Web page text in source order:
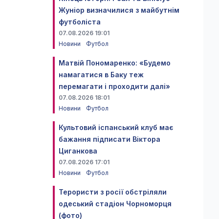
Жуніор визначилися з майбутнім
футболіста
07.08.2026 19:01
Новини
Футбол
Матвій Пономаренко: «Будемо
намагатися в Баку теж
перемагати і проходити далі»
07.08.2026 18:01
Новини
Футбол
Культовий іспанський клуб має
бажання підписати Віктора
Циганкова
07.08.2026 17:01
Новини
Футбол
Терористи з росії обстріляли
одеський стадіон Чорноморця
(фото)